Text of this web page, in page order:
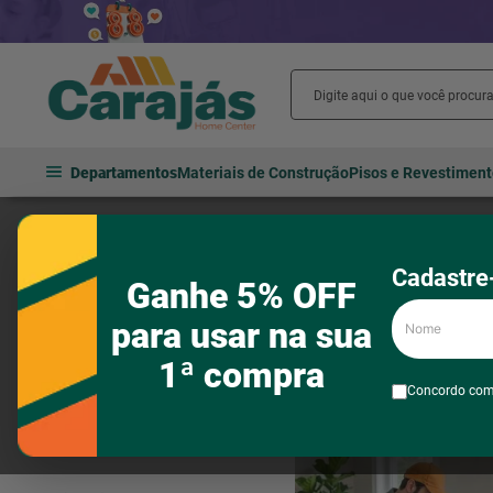
DepartamentosMateriais de ConstruçãoPisos e
Ganhe 5% OFF
para usar na sua
1ª compra
Nome
Concordo
Marca
3produtos